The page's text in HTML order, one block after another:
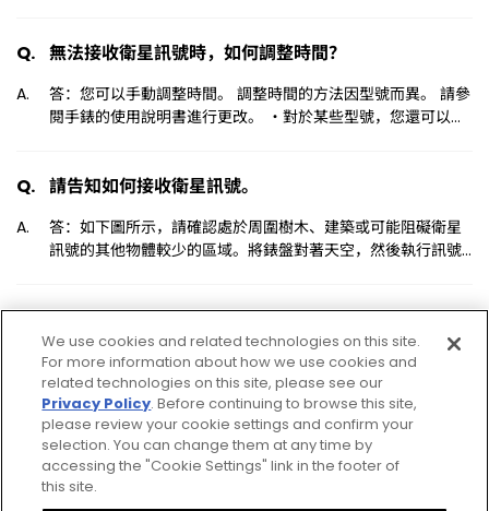
置。 手動訊號接收、閏秒設定以及檢查指針的基準位置的方法
型號，您還可以使用簡易操作說明手冊。 使用說明書
http://www.citizenwatch-
無法接收衛星訊號時，如何調整時間？
答：您可以手動調整時間。 調整時間的方法因型號而異。 請參
閱手錶的使用說明書進行更改。 ・對於某些型號，您還可以使
global.com/support/guide/manual_ct.html
請告知如何接收衛星訊號。
答：如下圖所示，請確認處於周圍樹木、建築或可能阻礙衛星
訊號的其他物體較少的區域。將錶盤對著天空，然後執行訊號
佩戴手錶會使訊號接收有難度。 ・訊號於手錶的錶盤面處被接
收。 ・訊號接收的最佳位置是上方沒有任何物體的區域，如戶
外。 ・不適合訊號接收的位置是上方有障礙物的區域，如以下
區域： 被建築物或丘陵包圍的空間 靠近手機基地台[幾十米內]
多雲或多雨[特別是雷雨]的地方 上方有遮蓋的地方，如建築物
或者車輛中。
9 cases
Privacy Policy
We use cookies and related technologies on this site.
For more information about how we use cookies and
related technologies on this site, please see our
Privacy Policy. Before continuing to browse this site,
please review your cookie settings and confirm your
selection. You can change them at any time by
accessing the "Cookie Settings" link in the footer of
this site.